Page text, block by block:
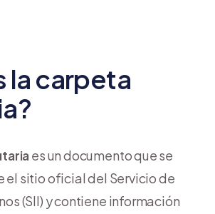
la carpeta
es un documento que se
el sitio oficial del Servicio de
(SII) y contiene información